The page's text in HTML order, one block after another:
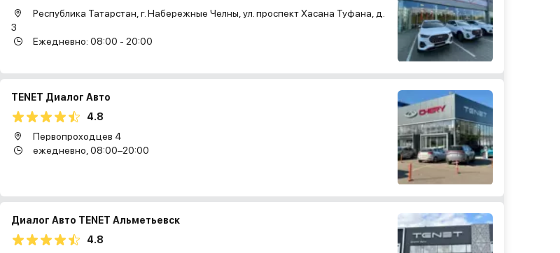
Республика Татарстан, г. Набережные Челны, ул. проспект Хасана Туфана, д.
3
Ежедневно: 08:00 - 20:00
TENET Диалог Авто
4.8
Первопроходцев 4
ежедневно, 08:00–20:00
Диалог Авто TENET Альметьевск
4.8